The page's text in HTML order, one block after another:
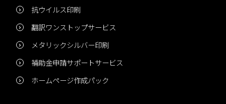
抗ウイルス印刷
翻訳ワンストップサービス
メタリックシルバー印刷
補助金申請サポートサービス
ホームページ作成パック